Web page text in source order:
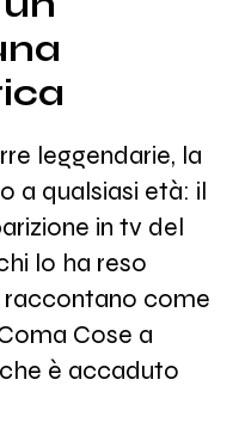
leggendarie, la
a qualsiasi età: il
in tv del
lo ha reso
raccontano come
Cose a
è accaduto